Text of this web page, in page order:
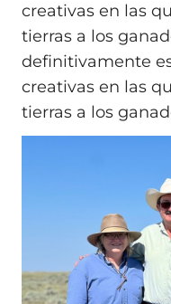
creativas en las
tierras a los
definitivamente
creativas en las
tierras a los